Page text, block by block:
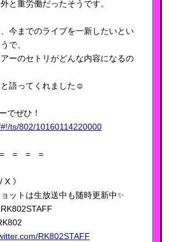
と重労働だったそうです。
今までのライブを一新したいとい
で、
ーのセトリがどんな内容になるの
語ってくれました☺️
でぜひ！
ts/802/10160114220000
= = =
》
ットは生放送中も随時更新中✨
RK802STAFF